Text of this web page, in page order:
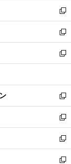
ド
ウ
で
開
く
ィ
ン
ド
ウ
で
開
い
ウ
ィ
ン
ド
ウ
開
く
新
し
い
ウ
ィ
ン
ウ
で
開
く
新
し
い
ウ
ン
ド
ウ
で
開
く
新
し
ウ
ィ
ン
ド
ウ
で
開
く
新
し
い
ウ
ィ
ン
ド
新
し
い
ウ
ィ
新
し
い
新